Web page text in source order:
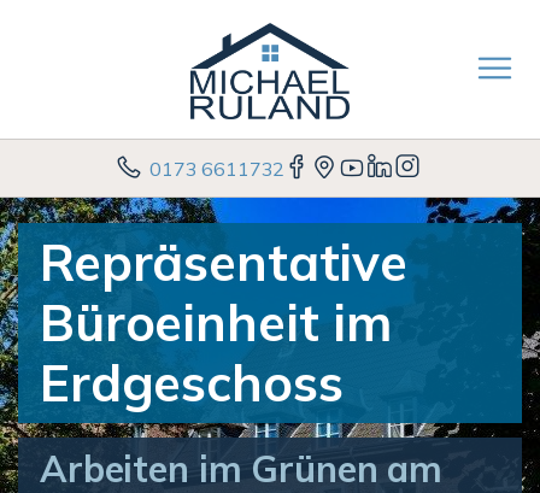
0173 6611732
Repräsentative
Büroeinheit im
Erdgeschoss
Arbeiten im Grünen am